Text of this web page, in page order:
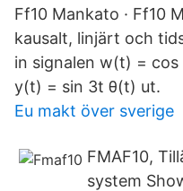
Ff10 Mankato · Ff10
kausalt, linjärt och
in signalen w(t) =
y(t) = sin 3t θ(t) ut.
Eu makt över sverige
FMAF10,
system